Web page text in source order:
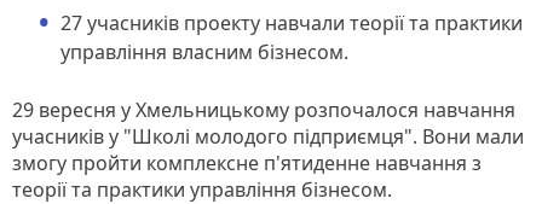
27 учасників проекту навчали теорії та практики
управління власним бізнесом.
29 вересня у Хмельницькому розпочалося навчання
учасників у "Школі молодого підприємця". Вони мали
змогу пройти комплексне п'ятиденне навчання з
теорії та практики управління бізнесом.